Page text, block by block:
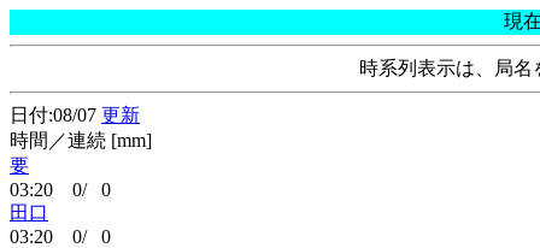
現
時系列表示は、局
日付:08/07 更新
時間／連続 [mm]
要
03:20 0/ 0
田口
03:20 0/ 0